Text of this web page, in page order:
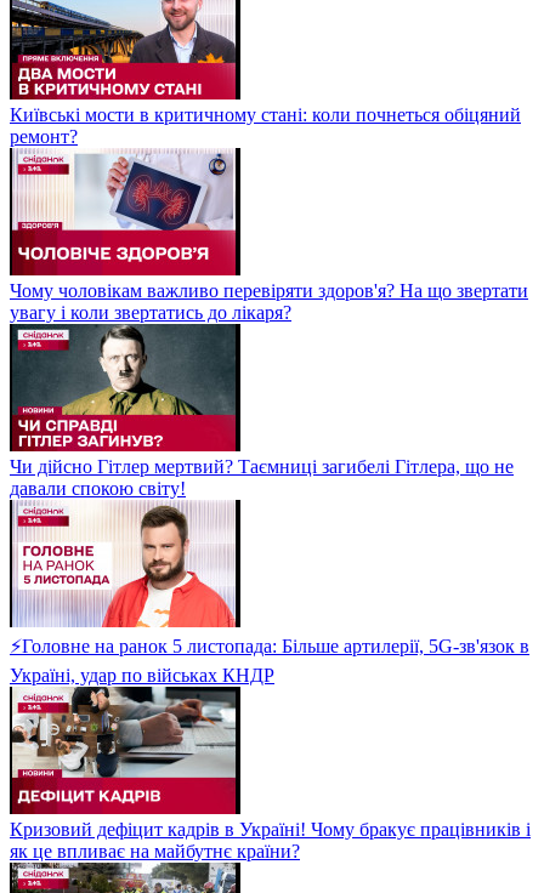
Київські мости в критичному стані: коли почнеться обіцяний
ремонт?
Чому чоловікам важливо перевіряти здоров'я? На що звертати
увагу і коли звертатись до лікаря?
Чи дійсно Гітлер мертвий? Таємниці загибелі Гітлера, що не
давали спокою світу!
⚡Головне на ранок 5 листопада: Більше артилерії, 5G-зв'язок в
Україні, удар по військах КНДР
Кризовий дефіцит кадрів в Україні! Чому бракує працівників і
як це впливає на майбутнє країни?